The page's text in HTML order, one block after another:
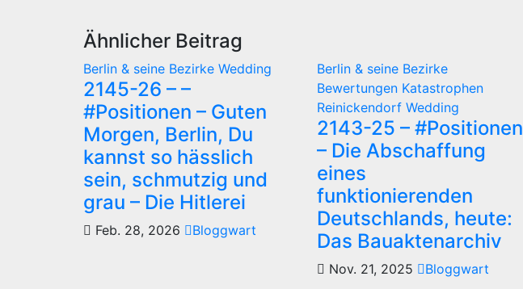
Ähnlicher Beitrag
Berlin & seine Bezirke Wedding
2145-26 – –
#Positionen – Guten
Morgen, Berlin, Du
kannst so hässlich
sein, schmutzig und
grau – Die Hitlerei
Feb. 28, 2026 Bloggwart
Berlin & seine Bezirke
Bewertungen Katastrophen
ReinickendorfWedding
2143-25 – #Positionen
– Die Abschaffung
eines
funktionierenden
Deutschlands, heute:
Das Bauaktenarchiv
Nov. 21, 2025 Bloggwart